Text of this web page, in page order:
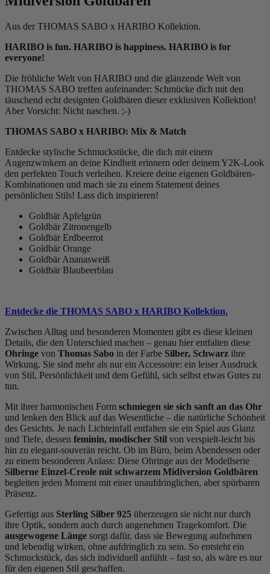
Aus der THOMAS SABO x HARIBO Kollektion.
HARIBO is fun. HARIBO is happiness. HARIBO is for
everyone!
Die fröhliche Welt von HARIBO und die glänzende Welt von
THOMAS SABO treffen aufeinander: Schmücke dich mit den
täuschend echt designten Goldbären dieser exklusiven Kollektion!
Aber Vorsicht: Nicht naschen. ;-)
THOMAS SABO x HARIBO: Mix & Match
Entdecke stylische Schmuckstücke, die dich mit einem
Augenzwinkern an deine Kindheit erinnern oder deinem Y2K-Look
den perfekten Touch verleihen. Kreiere deine eigenen Goldbären-
Kombinationen und mach sie zu einem Statement deines
persönlichen Stils! Lass dich inspirieren!
Goldbär Apfelgrün
Goldbär Zitronengelb
Goldbär Erdbeerrot
Goldbär Orange
Goldbär Ananasweiß
Goldbär Blaubeerblau
Entdecke die THOMAS SABO x HARIBO Kollektion.
Zwischen Alltag und besonderen Momenten gibt es diese kleinen
Details, die den Unterschied machen – genau hier entfalten diese
Ohringe von Thomas Sabo in der Farbe Silber, Schwarz ihre
Wirkung. Sie sind mehr als nur ein Accessoire: ein leiser Ausdruck
von Stil, Persönlichkeit und dem Gefühl, sich selbst etwas Gutes zu
tun.
Mit ihrer harmonischen Form schmiegen sie sich sanft an das Ohr
und lenken den Blick auf das Wesentliche – die natürliche Schönheit
des Gesichts. Je nach Lichteinfall entfalten sie ein Spiel aus Glanz
und Tiefe, dessen feminin, modischer Stil von verspielt-leicht bis
hin zu elegant-souverän reicht. Ob im Büro, beim Abendessen oder
zu einem besonderen Anlass: Diese Ohringe aus der Modellserie
Silberne Einzel-Creole mit schwarzem Midiversion Goldbären
begleiten jeden Moment mit einer unaufdringlichen, aber spürbaren
Präsenz.
Gefertigt aus Sterling Silber 925 überzeugen sie nicht nur durch
ihre Optik, sondern auch durch angenehmen Tragekomfort. Die
ausgewogene Länge sorgt dafür, dass sie Bewegung aufnehmen
und lebendig wirken, ohne aufdringlich zu sein. So entsteht ein
Schmuckstück, das sich individuell anfühlt – fast so, als wäre es nur
für den eigenen Stil geschaffen.